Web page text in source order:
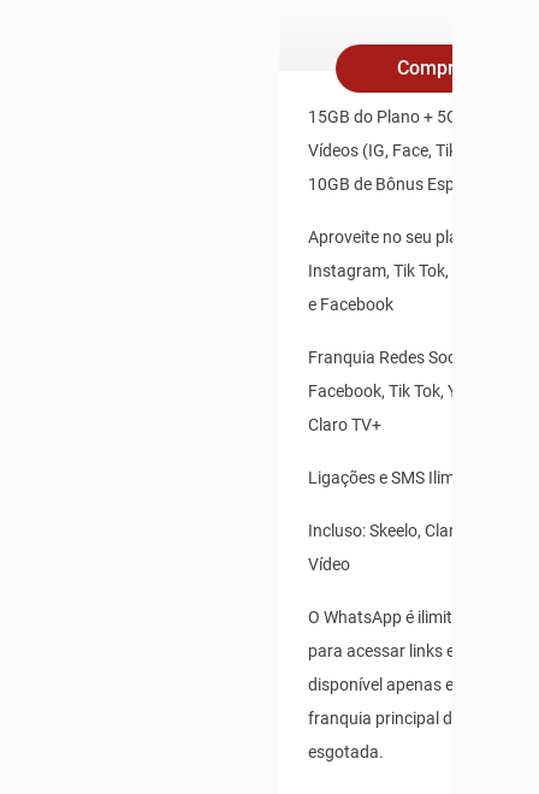
Compre Online
15GB do Plano + 5GB Redes
Vídeos (IG, Face, TikTok, X,
10GB de Bônus Especial
Aproveite no seu plano:
Instagram, Tik Tok, X(Twitter),
e Facebook
Franquia Redes Sociais:
Facebook, Tik Tok, Youtube,
Claro TV+
Ligações e SMS Ilimitados
Incluso: Skeelo, Claro Banca e
Vídeo
O WhatsApp é ilimitado para
para acessar links externos, e
disponível apenas enquanto
franquia principal de dados
esgotada.